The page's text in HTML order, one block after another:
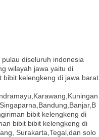
diseluruh indonesia
wilayah jawa yaitu di
bibit kelengkeng di jawa barat
bibit kelengkeng di
bibit bibit kelengkeng di
Surakarta,Tegal,dan solo